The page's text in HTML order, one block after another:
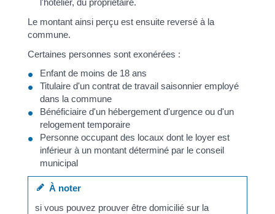
Le montant ainsi perçu est ensuite reversé à la
commune.
Certaines personnes sont exonérées :
Enfant de moins de 18 ans
Titulaire d'un contrat de travail saisonnier employé
dans la commune
Bénéficiaire d'un hébergement d'urgence ou d'un
relogement temporaire
Personne occupant des locaux dont le loyer est
inférieur à un montant déterminé par le conseil
municipal
À noter
si vous pouvez prouver être domicilié sur la